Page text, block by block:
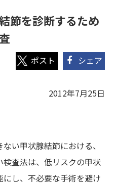
節を診断するため
シェア
2012年7月25日
い甲状腺結節における、
査法は、低リスクの甲状
し、不必要な手術を避け